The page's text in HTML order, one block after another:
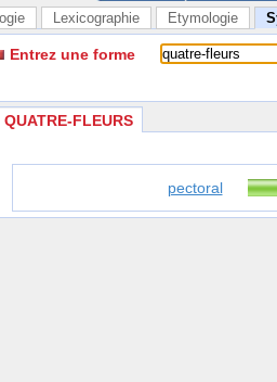
Lexicographie Etymologie
Entrez une forme
QUATRE-FLEURS
pectoral